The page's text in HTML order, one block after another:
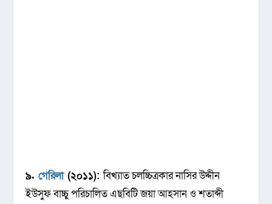
৯.গেরিলা(২০১১):বিখ্যাত চলচ্চিত্রকার নাসির উদ্দীন
ইউসুফ বাচ্চু পরিচালিত এছবিটি জয়া আহসান ও শতাব্দী